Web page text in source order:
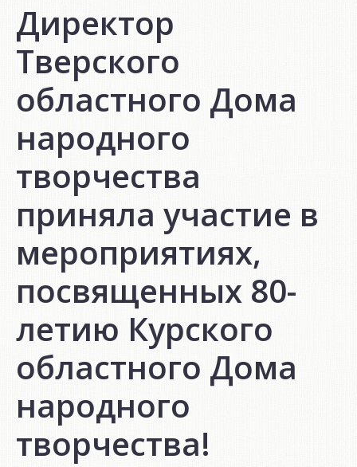
Директор
Тверского
областного Дома
народного
творчества
приняла участие в
мероприятиях,
посвященных 80-
летию Курского
областного Дома
народного
творчества!